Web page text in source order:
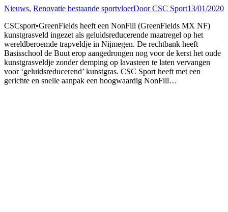
Nieuws, Renovatie bestaande sportvloerDoorCSC Sport13/01/2020
CSCsport•GreenFields heeft een NonFill (GreenFields MX NF)
kunstgrasveld ingezet als geluidsreducerende maatregel op het
wereldberoemde trapveldje in Nijmegen. De rechtbank heeft
Basisschool de Buut erop aangedrongen nog voor de kerst het oude
kunstgrasveldje zonder demping op lavasteen te laten vervangen
voor ‘geluidsreducerend’ kunstgras. CSC Sport heeft met een
gerichte en snelle aanpak een hoogwaardig NonFill…